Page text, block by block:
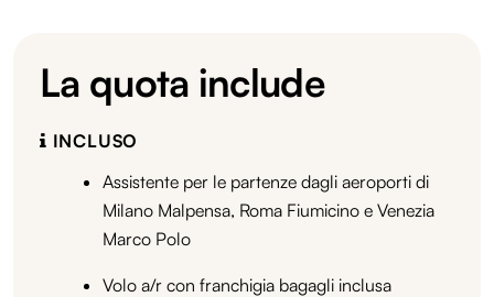
La quota include
INCLUSO
Assistente per le partenze dagli aeroporti di
Milano Malpensa, Roma Fiumicino e Venezia
Marco Polo
Volo a/r con franchigia bagagli inclusa